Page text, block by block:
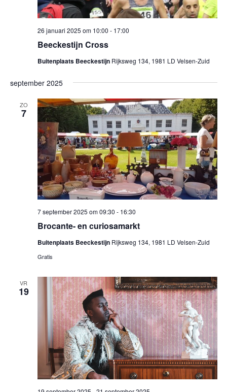
Beeckestijn Cross
26 januari 2025 om 10:00 - 17:00
Buitenplaats Beeckestijn Rijksweg 134, 1981 LD Velsen-Zuid
september 2025
ZO
7
Brocante- en curiosamarkt
7 september 2025 om 09:30 - 16:30
Buitenplaats Beeckestijn Rijksweg 134, 1981 LD Velsen-Zuid
Gratis
VR
19